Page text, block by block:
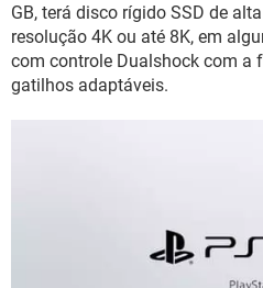
GB, terá disco rígido SSD de
resolução 4K ou até 8K, em
com controle Dualshock com a
gatilhos adaptáveis.